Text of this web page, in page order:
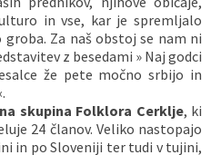
in vse, kar je spremljalo
Za naš obstoj se nam ni
z besedami » Naj godci
že pete močno srbijo in
skupina Folklora Cerklje, ki
24 članov. Veliko nastopajo
in po Sloveniji ter tudi v tujini,